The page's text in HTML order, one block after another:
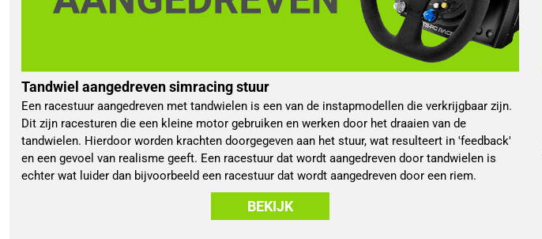
Tandwiel aangedreven simracing stuur
Een racestuur aangedreven met tandwielen is een van de instapmodellen die verkrijgbaar zijn.
Dit zijn racesturen die een kleine motor gebruiken en werken door het draaien van de
tandwielen. Hierdoor worden krachten doorgegeven aan het stuur, wat resulteert in 'feedback'
en een gevoel van realisme geeft. Een racestuur dat wordt aangedreven door tandwielen is
echter wat luider dan bijvoorbeeld een racestuur dat wordt aangedreven door een riem.
BEKIJK